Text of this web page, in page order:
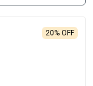
20% OFF